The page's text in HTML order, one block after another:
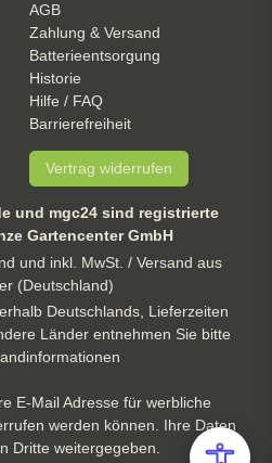
AGB
Zahlung & Versand
Batterieentsorgung
Historie
Hilfe / FAQ
Barrierefreiheit
Vertrag widerrufen
und mgc24 sind registrierte
Gartencenter GmbH
und inkl. MwSt. / Versand aus
(Deutschland)
Deutschlands, Lieferzeiten
Länder entnehmen Sie bitte
E-Mail Adresse für werbliche
werden können. Ihre Daten
Dritte weitergegeben.